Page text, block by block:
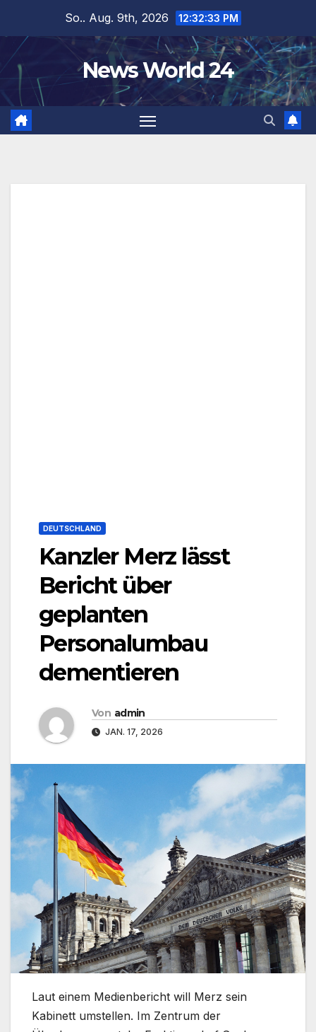
springen
So.. Aug. 9th, 2026 12:32:33 PM
News World 24
DEUTSCHLAND
Kanzler Merz lässt
Bericht über
geplanten
Personalumbau
dementieren
Von admin
JAN. 17, 2026
Laut einem Medienbericht will Merz sein
Kabinett umstellen. Im Zentrum der